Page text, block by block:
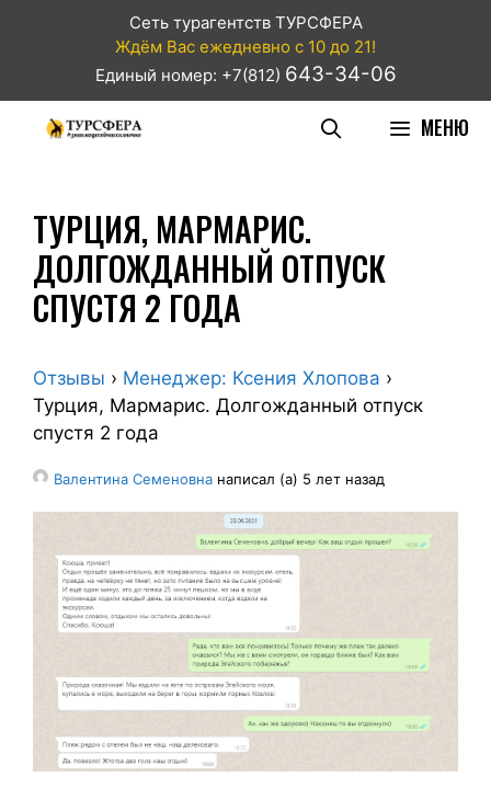
Сеть турагентств ТУРСФЕРА
Ждём Вас ежедневно с 10 до 21!
Единый номер: +7(812) 643-34-06
МЕНЮ
ТУРЦИЯ, МАРМАРИС.
ДОЛГОЖДАННЫЙ ОТПУСК
СПУСТЯ 2 ГОДА
Отзывы › Менеджер: Ксения Хлопова ›
Турция, Мармарис. Долгожданный отпуск
спустя 2 года
Валентина Семеновна написал (а) 5 лет назад